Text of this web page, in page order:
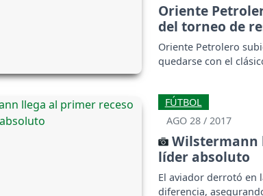
Oriente
del torneo de
Oriente Petrolero
quedarse con el
FÚTBOL
AGO 28 / 2017
Wilstermann
líder absoluto
El aviador derrotó en
diferencia,